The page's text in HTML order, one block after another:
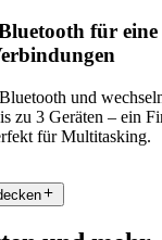
für eine
und
zu 3 Geräten – ein
für Multitasking.